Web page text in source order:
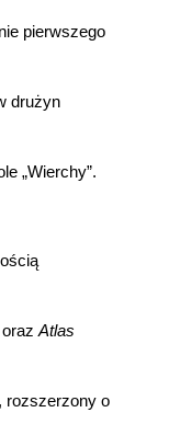
pierwszego
drużyn
„Wierchy”.
Atlas
rozszerzony o